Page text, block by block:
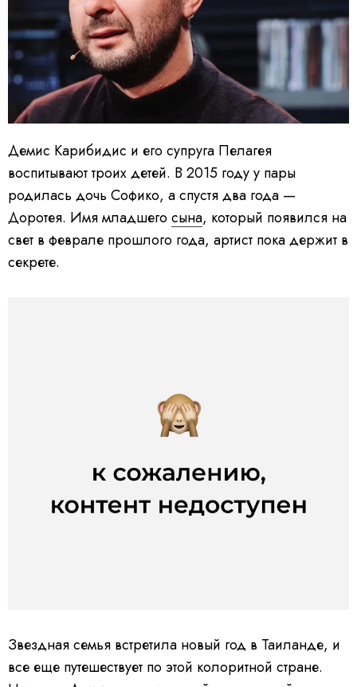
Демис Карибидис и его супруга Пелагея
воспитывают троих детей. В 2015 году у пары
родилась дочь Софико, а спустя два года —
Доротея. Имя младшегосына, который появился на
свет в феврале прошлого года, артист пока держит в
секрете.
Звездная семья встретила новый год в Таиланде, и
все еще путешествует по этой колоритной стране.